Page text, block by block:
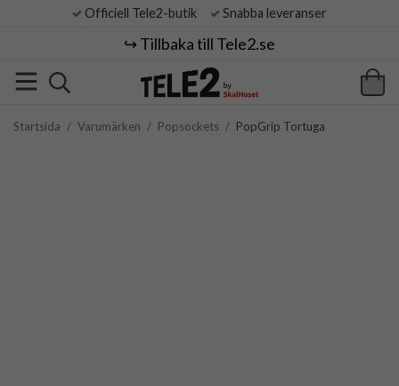
Officiell Tele2-butik Snabba leveranser
↪️ Tillbaka till Tele2.se
Startsida / Varumärken / Popsockets / PopGrip Tortuga